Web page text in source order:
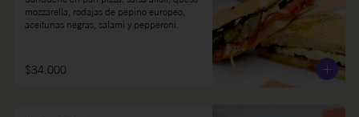
mozzarella, rodajas de pepino europeo,
aceitunas negras, salami y pepperoni.
$34.000